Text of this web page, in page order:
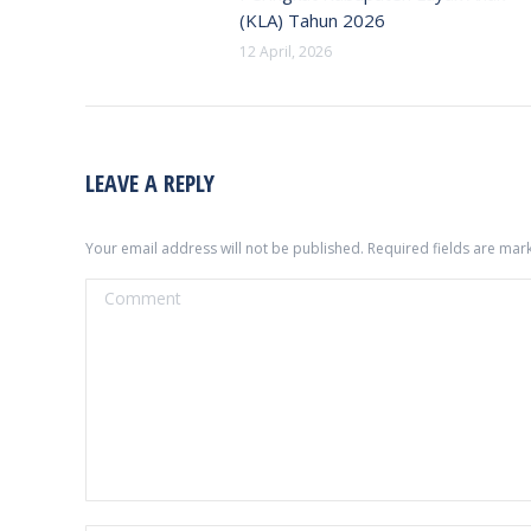
(KLA) Tahun 2026
12 April, 2026
LEAVE A REPLY
Your email address will not be published. Required fields are
Comment